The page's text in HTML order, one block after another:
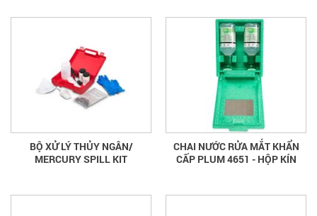
BỘ XỬ LÝ THỦY NGÂN/
MERCURY SPILL KIT
CHAI NƯỚC RỬA MẮT KHẨN
CẤP PLUM 4651 - HỘP KÍN